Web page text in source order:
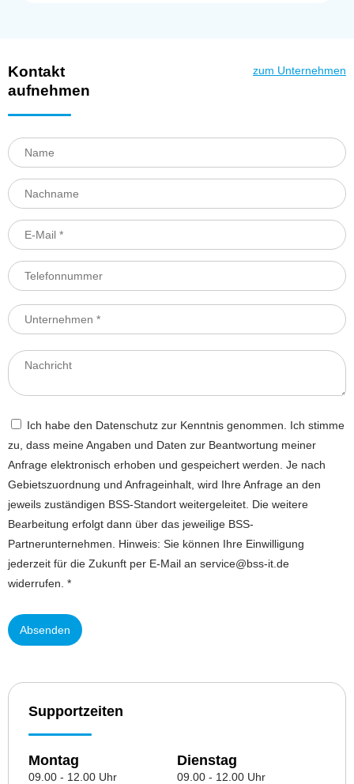
Kontakt
aufnehmen
zum Unternehmen
Ich habe den Datenschutz zur Kenntnis genommen. Ich stimme
zu, dass meine Angaben und Daten zur Beantwortung meiner
Anfrage elektronisch erhoben und gespeichert werden. Je nach
Gebietszuordnung und Anfrageinhalt, wird Ihre Anfrage an den
jeweils zuständigen BSS-Standort weitergeleitet. Die weitere
Bearbeitung erfolgt dann über das jeweilige BSS-
Partnerunternehmen. Hinweis: Sie können Ihre Einwilligung
jederzeit für die Zukunft per E-Mail an service@bss-it.de
widerrufen. *
Supportzeiten
Montag
09.00 - 12.00 Uhr
Dienstag
09.00 - 12.00 Uhr